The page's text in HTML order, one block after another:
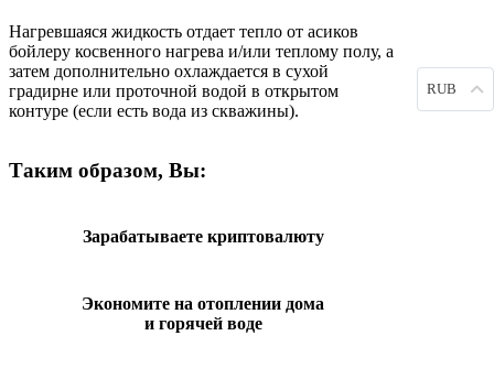
Нагревшаяся жидкость отдает тепло от асиков
бойлеру косвенного нагрева и/или теплому полу, а
затем дополнительно охлаждается в сухой
градирне или проточной водой в открытом
контуре (если есть вода из скважины).
Таким образом, Вы:
Зарабатываете криптовалюту
Экономите на отоплении дома
и горячей воде
RUB